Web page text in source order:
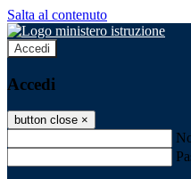
Salta al contenuto
Accedi
Accedi
button close ×